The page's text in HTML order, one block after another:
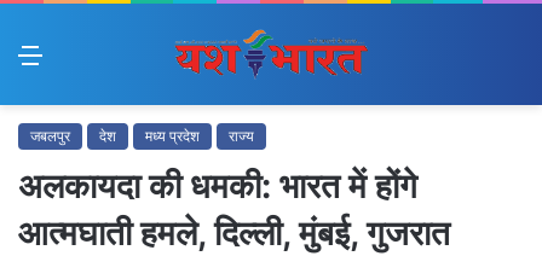
Menu
जबलपुर देश मध्य प्रदेश राज्य
अलकायदा की धमकी: भारत में होंगे
आत्मघाती हमले, दिल्ली, मुंबई, गुजरात